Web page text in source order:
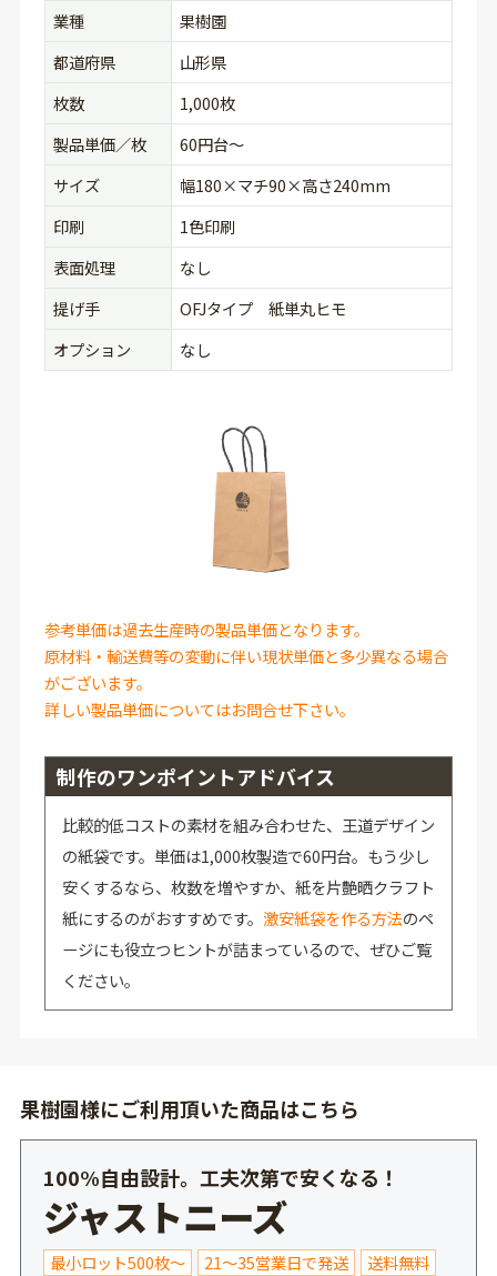
業種
果樹園
都道府県
山形県
枚数
1,000枚
製品単価／枚
60円台〜
サイズ
幅180×マチ90×高さ240mm
印刷
1色印刷
表面処理
なし
提げ手
OFJタイプ 紙単丸ヒモ
オプション
なし
参考単価は過去生産時の製品単価となります。
原材料・輸送費等の変動に伴い現状単価と多少異なる場合
がございます。
詳しい製品単価についてはお問合せ下さい。
制作のワンポイントアドバイス
比較的低コストの素材を組み合わせた、王道デザイン
の紙袋です。単価は1,000枚製造で60円台。もう少し
安くするなら、枚数を増やすか、紙を片艶晒クラフト
紙にするのがおすすめです。 激安紙袋を作る方法のペ
ージにも役立つヒントが詰まっているので、ぜひご覧
ください。
果樹園様にご利用頂いた商品はこちら
100%自由設計。工夫次第で安くなる！
ジャストニーズ
最小ロット500枚～ 21～35営業日で発送
送料無料